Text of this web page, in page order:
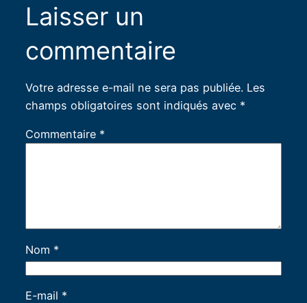
Laisser un
commentaire
Votre adresse e-mail ne sera pas publiée. Les
champs obligatoires sont indiqués avec *
Commentaire *
Nom *
E-mail *